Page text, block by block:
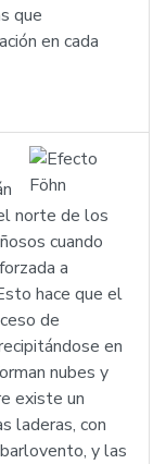
que
en cada
norte de los
cuando
a
hace que el
de
en
nubes y
existe un
laderas, con
y las